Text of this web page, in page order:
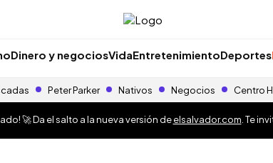
Dinero y negociosVidaEntretenimientoDeportes
Peter Parker Nativos Negocios Centro
🚀 Da el salto a la nueva versión deelsalvador.com . Te